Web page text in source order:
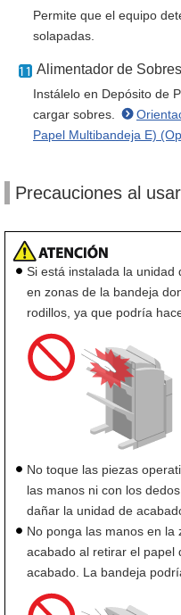
Permite que el equipo
solapadas.
Alimentador de
Instálelo en Depósito de
cargar sobres.
Papel Multibandeja E)
Precauciones al
Si está instalada la
en zonas de la bandeja
rodillos, ya que podría
No toque las piezas
las manos ni con los
dañar la unidad de
No ponga las manos en la
acabado al retirar el papel
acabado. La bandeja